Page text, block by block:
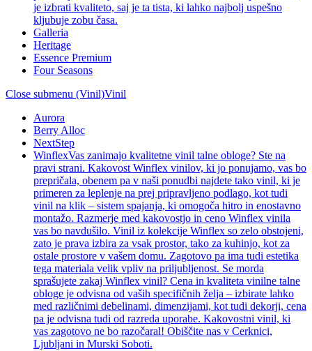
je izbrati kvaliteto, saj je ta tista, ki lahko najbolj uspešno
kljubuje zobu časa.
Galleria
Heritage
Essence Premium
Four Seasons
Close submenu (Vinil)Vinil
Aurora
Berry Alloc
NextStep
WinflexVas zanimajo kvalitetne vinil talne obloge? Ste na
pravi strani. Kakovost Winflex vinilov, ki jo ponujamo, vas bo
prepričala, obenem pa v naši ponudbi najdete tako vinil, ki je
primeren za leplenje na prej pripravljeno podlago, kot tudi
vinil na klik – sistem spajanja, ki omogoča hitro in enostavno
montažo. Razmerje med kakovostjo in ceno Winflex vinila
vas bo navdušilo. Vinil iz kolekcije Winflex so zelo obstojeni,
zato je prava izbira za vsak prostor, tako za kuhinjo, kot za
ostale prostore v vašem domu. Zagotovo pa ima tudi estetika
tega materiala velik vpliv na priljubljenost. Se morda
sprašujete zakaj Winflex vinil? Cena in kvaliteta vinilne talne
obloge je odvisna od vaših specifičnih želja – izbirate lahko
med različnimi debelinami, dimenzijami, kot tudi dekorji, cena
pa je odvisna tudi od razreda uporabe. Kakovostni vinil, ki
vas zagotovo ne bo razočaral! Obiščite nas v Cerknici,
Ljubljani in Murski Soboti.